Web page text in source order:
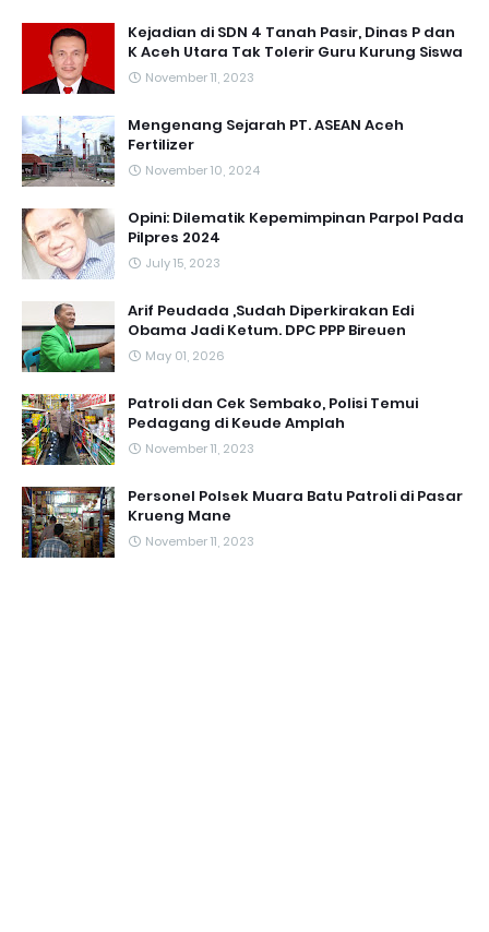
Kejadian di SDN 4 Tanah Pasir, Dinas P dan
K Aceh Utara Tak Tolerir Guru Kurung Siswa
November 11, 2023
Mengenang Sejarah PT. ASEAN Aceh
Fertilizer
November 10, 2024
Opini: Dilematik Kepemimpinan Parpol Pada
Pilpres 2024
July 15, 2023
Arif Peudada ,Sudah Diperkirakan Edi
Obama Jadi Ketum. DPC PPP Bireuen
May 01, 2026
Patroli dan Cek Sembako, Polisi Temui
Pedagang di Keude Amplah
November 11, 2023
Personel Polsek Muara Batu Patroli di Pasar
Krueng Mane
November 11, 2023